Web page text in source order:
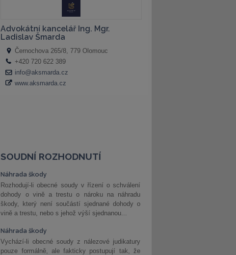
SOUDNÍ ROZHODNUTÍ
Náhrada škody
Rozhodují-li obecné soudy v řízení o schválení
dohody o vině a trestu o nároku na náhradu
škody, který není součástí sjednané dohody o
vině a trestu, nebo s jehož výší sjednanou...
Náhrada škody
Vychází-li obecné soudy z nálezové judikatury
pouze formálně, ale fakticky postupují tak, že